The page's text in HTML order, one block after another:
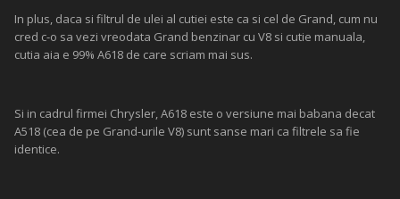
In plus, daca si filtrul de ulei al cutiei este ca si cel de Grand, cum nu
cred c-o sa vezi vreodata Grand benzinar cu V8 si cutie manuala,
cutia aia e 99% A618 de care scriam mai sus.
Si in cadrul firmei Chrysler, A618 este o versiune mai babana decat
A518 (cea de pe Grand-urile V8) sunt sanse mari ca filtrele sa fie
identice.